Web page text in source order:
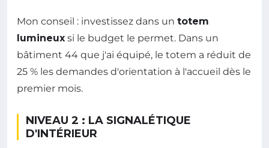
Mon conseil : investissez dans un totem
lumineux si le budget le permet. Dans un
bâtiment 44 que j'ai équipé, le totem a réduit de
25 % les demandes d'orientation à l'accueil dès le
premier mois.
NIVEAU 2 : LA SIGNALÉTIQUE
D'INTÉRIEUR